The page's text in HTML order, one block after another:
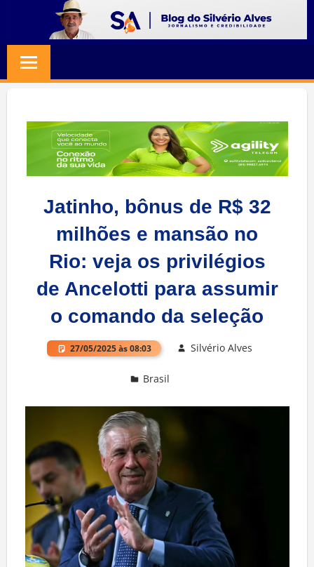
content
SILVERIO
ALVES
Jornalismo
Credibilidade
Jatinho, bônus de R$ 32
milhões e mansão no
Rio: veja os privilégios
de Ancelotti para assumir
o comando da seleção
27/05/2025 às 08:03 Silvério Alves
Brasil